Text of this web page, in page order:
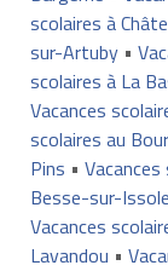
scolaires à
sur-Artuby•
scolaires à La
Vacances
scolaires au
Pins •
Besse-sur-Issole
Vacances
Lavandou •